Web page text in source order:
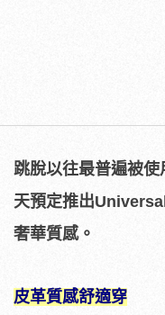
跳脫以往最普遍被
天預定推出
奢華質感。
皮革質感舒適穿